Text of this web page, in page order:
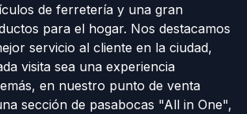
de ferretería y una gran
para el hogar. Nos destacamos
servicio al cliente en la ciudad,
visita sea una experiencia
en nuestro punto de venta
sección de pasabocas "All in One",